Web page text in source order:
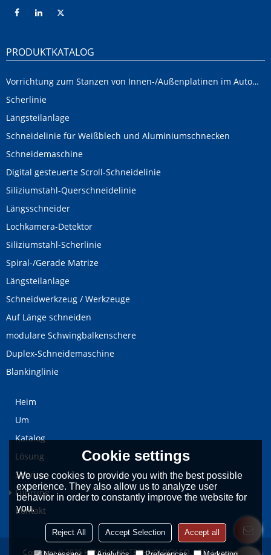
PRODUKTKATALOG
Vorrichtung zum Stanzen von Innen-/Außenplatinen im Automobilbereich
Scherlinie
Längsteilanlage
Schneidelinie für Weißblech und Aluminiumschnecken
Schneidemaschine
Digital gesteuerte Scroll-Schneidelinie
Siliziumstahl-Querschneidelinie
Längsschneider
Lochkamera-Detektor
Siliziumstahl-Scherlinie
Spiral-/Gerade Matrize
Längsteilanlage
Schneidwerkzeug / Werkzeuge
Auf Länge schneiden
modulare Schwingbalkenschere
Duplex-Schneidemaschine
Blankinglinie
Heim
Um
Katalog
Lösung
Service
Führung
Kontakt
Copyright © 2026 HENGLI CNC TECHNOLOGY CO., LTD.Support By
Cookie settings
We use cookies to provide you with the best possible
experience. They also allow us to analyze user
behavior in order to constantly improve the website for
you.
Reject All Accept Selection Accept all